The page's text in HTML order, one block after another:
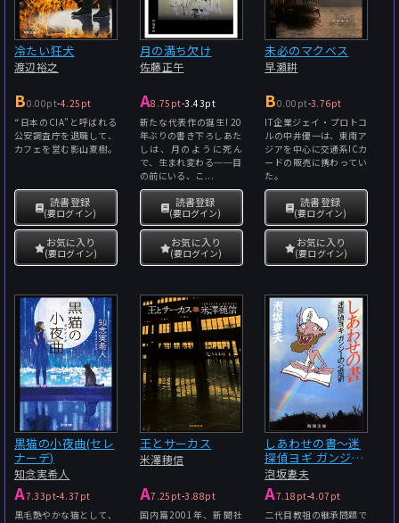
冷たい狂犬
渡辺裕之
B0.00pt-4.25pt
“日本のCIA"と呼ばれる
公安調査庁を退職して、
カフェを営む影山夏樹。
読書登録
(要ログイン)
お気に入り
(要ログイン)
月の満ち欠け
佐藤正午
A8.75pt-3.43pt
新たな代表作の誕生! 20
年ぶりの書き下ろしあた
しは、月のように死ん
で、生まれ変わる──目
の前にいる、こ...
読書登録
(要ログイン)
お気に入り
(要ログイン)
未必のマクベス
早瀬耕
B0.00pt-3.76pt
IT企業ジェイ・プロトコ
ルの中井優一は、東南ア
ジアを中心に交通系ICカ
ードの販売に携わってい
た。
読書登録
(要ログイン)
お気に入り
(要ログイン)
黒猫の小夜曲(セレ
ナーデ)
知念実希人
A7.33pt-4.37pt
黒毛艶やかな猫として、
王とサーカス
米澤穂信
A7.25pt-3.88pt
国内篇2001年、新聞社
しあわせの書〜迷
探偵ヨギ ガンジー
の心霊術
泡坂妻夫
A7.18pt-4.07pt
二代目教祖の継承問題で